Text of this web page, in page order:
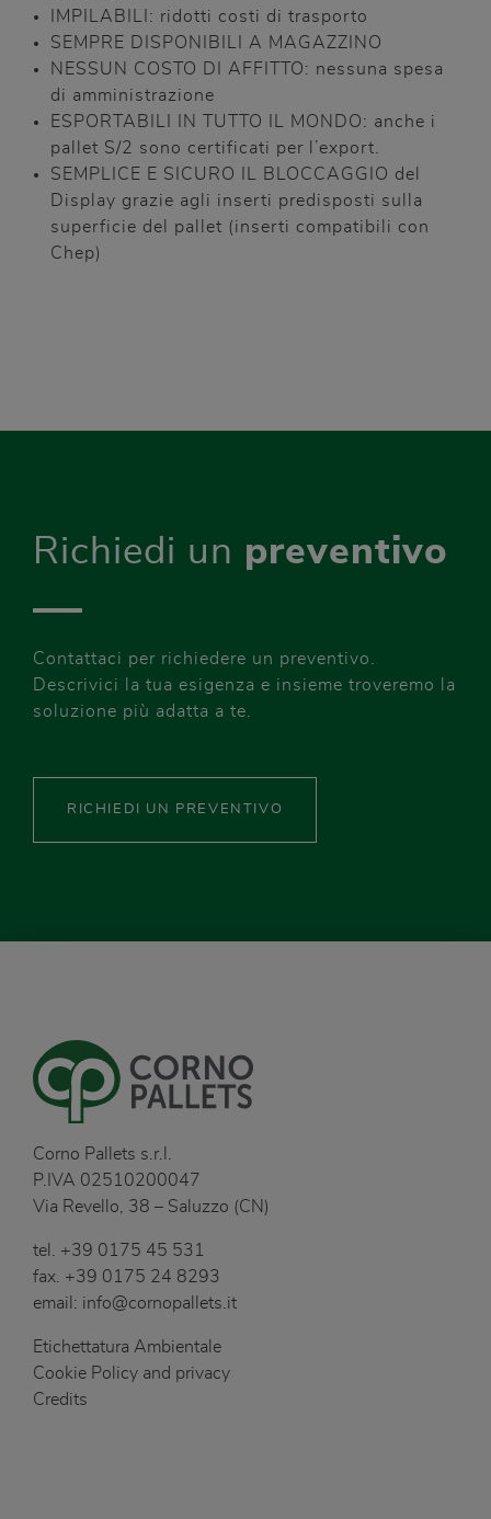
IMPILABILI: ridotti costi di trasporto
SEMPRE DISPONIBILI A MAGAZZINO
NESSUN COSTO DI AFFITTO: nessuna spesa
di amministrazione
ESPORTABILI IN TUTTO IL MONDO: anche i
pallet S/2 sono certificati per l’export.
SEMPLICE E SICURO IL BLOCCAGGIO del
Display grazie agli inserti predisposti sulla
superficie del pallet (inserti compatibili con
Chep)
Richiedi un preventivo
Contattaci per richiedere un preventivo.
Descrivici la tua esigenza e insieme troveremo la
soluzione più adatta a te.
RICHIEDI UN PREVENTIVO
Corno Pallets s.r.l.
P.IVA 02510200047
Via Revello, 38 – Saluzzo (CN)
tel. +39 0175 45 531
fax. +39 0175 24 8293
email: info@cornopallets.it
Etichettatura Ambientale
Cookie Policy and privacy
Credits